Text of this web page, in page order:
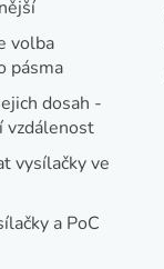
volba
pásma
dosah -
vzdálenost
vysílačky ve
a PoC